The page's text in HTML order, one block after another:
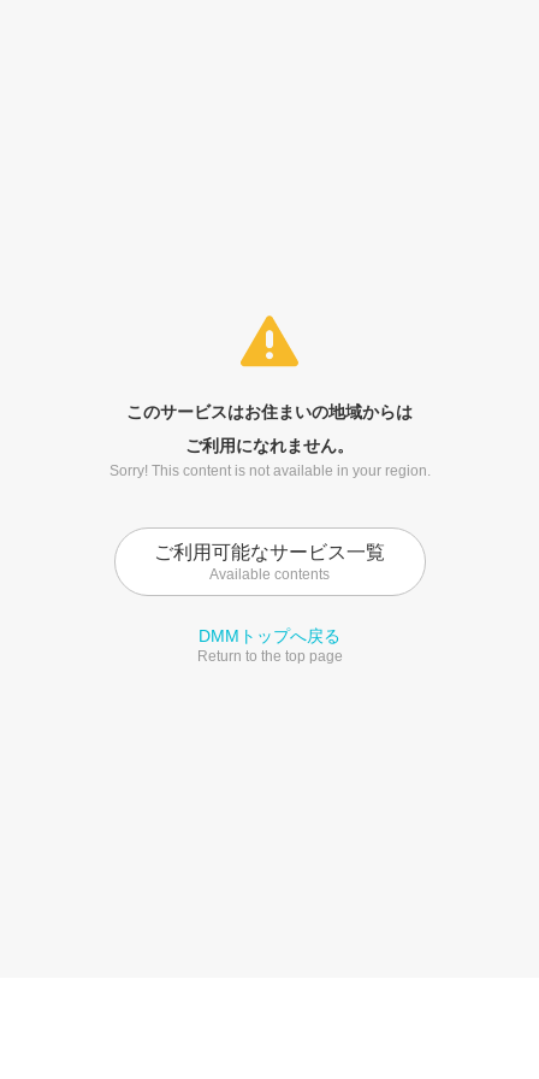
このサービスはお住まいの地域からは
ご利用になれません。
Sorry! This content is not available in your region.
ご利用可能なサービス一覧
Available contents
DMMトップへ戻る
Return to the top page